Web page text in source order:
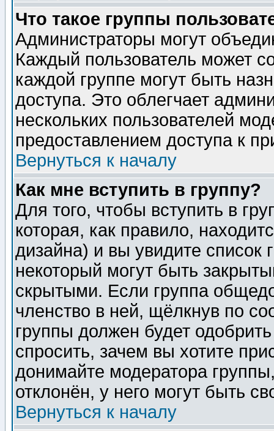
Что такое группы
Администраторы могут
Каждый пользователь может
каждой группе могут быть
доступа. Это облегчает
нескольких пользователей
предоставлением доступа к
Вернуться к началу
Как мне вступить в группу?
Для того, чтобы вступить в
которая, как правило,
дизайна) и вы увидите список
некоторый могут быть
скрытыми. Если группа
членство в ней, щёлкнув по
группы должен будет
спросить, зачем вы хотите
донимайте модератора
отклонён, у него могут быть
Вернуться к началу